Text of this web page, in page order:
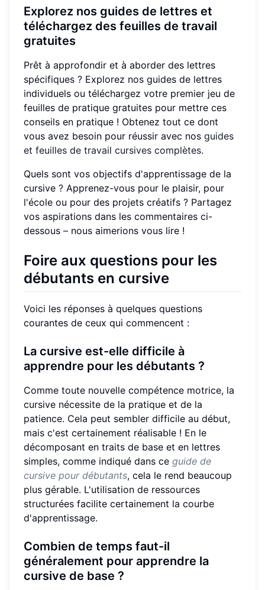
Explorez nos guides de lettres et
téléchargez des feuilles de travail
gratuites
Prêt à approfondir et à aborder des lettres
spécifiques ? Explorez nos guides de lettres
individuels ou téléchargez votre premier jeu de
feuilles de pratique gratuites pour mettre ces
conseils en pratique ! Obtenez tout ce dont
vous avez besoin pour réussir avec nos guides
et feuilles de travail cursives complètes.
Quels sont vos objectifs d'apprentissage de la
cursive ? Apprenez-vous pour le plaisir, pour
l'école ou pour des projets créatifs ? Partagez
vos aspirations dans les commentaires ci-
dessous – nous aimerions vous lire !
Foire aux questions pour les
débutants en cursive
Voici les réponses à quelques questions
courantes de ceux qui commencent :
La cursive est-elle difficile à
apprendre pour les débutants ?
Comme toute nouvelle compétence motrice, la
cursive nécessite de la pratique et de la
patience. Cela peut sembler difficile au début,
mais c'est certainement réalisable ! En le
décomposant en traits de base et en lettres
simples, comme indiqué dans ce guide de
cursive pour débutants, cela le rend beaucoup
plus gérable. L'utilisation de ressources
structurées facilite certainement la courbe
d'apprentissage.
Combien de temps faut-il
généralement pour apprendre la
cursive de base ?